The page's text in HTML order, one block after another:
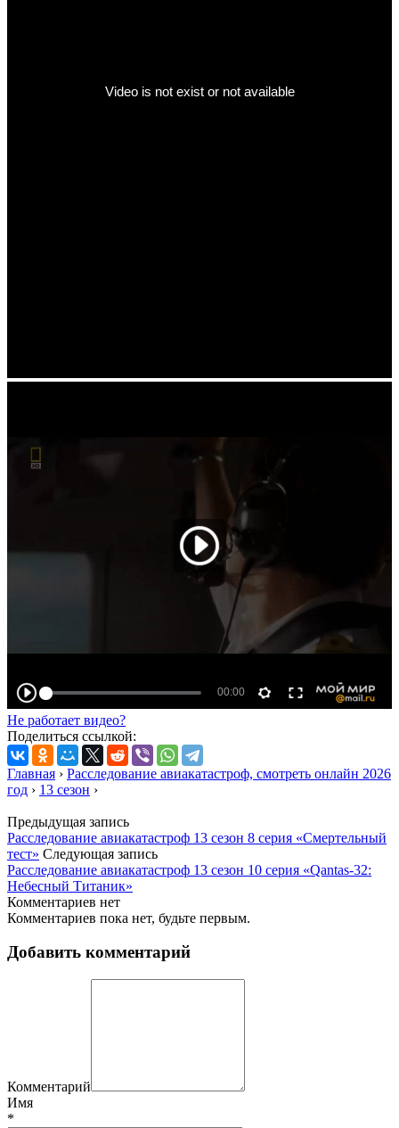
Не работает видео?
Поделиться ссылкой:
Главная › Расследование авиакатастроф, смотреть онлайн 2026
год › 13 сезон ›
Предыдущая запись
Расследование авиакатастроф 13 сезон 8 серия «Смертельный
тест» Следующая запись
Расследование авиакатастроф 13 сезон 10 серия «Qantas-32:
Небесный Титаник»
Комментариев нет
Комментариев пока нет, будьте первым.
Добавить комментарий
Комментарий
Имя
*